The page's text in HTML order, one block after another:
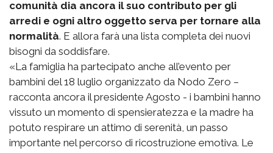
comunità dia ancora il suo contributo per gli
arredi e ogni altro oggetto serva per tornare alla
normalità. E allora farà una lista completa dei nuovi
bisogni da soddisfare.
«La famiglia ha partecipato anche all’evento per
bambini del 18 luglio organizzato da Nodo Zero –
racconta ancora il presidente Agosto - i bambini hanno
vissuto un momento di spensieratezza e la madre ha
potuto respirare un attimo di serenità, un passo
importante nel percorso di ricostruzione emotiva. Le